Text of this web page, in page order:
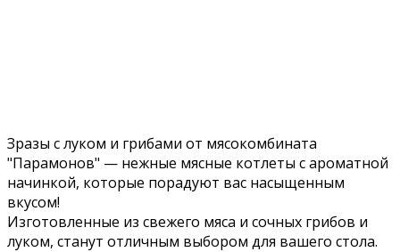
Зразы с луком и грибами от мясокомбината
"Парамонов" — нежные мясные котлеты с ароматной
начинкой, которые порадуют вас насыщенным
вкусом!
Изготовленные из свежего мяса и сочных грибов и
луком, станут отличным выбором для вашего стола.